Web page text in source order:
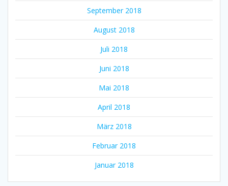
September 2018
August 2018
Juli 2018
Juni 2018
Mai 2018
April 2018
März 2018
Februar 2018
Januar 2018